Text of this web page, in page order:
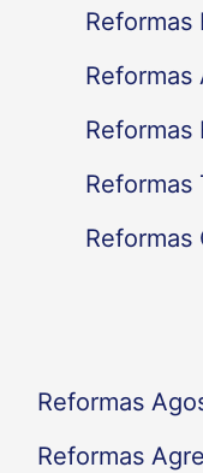
Reformas
Reformas
Reformas
Reformas
Reformas
Reformas
Reformas